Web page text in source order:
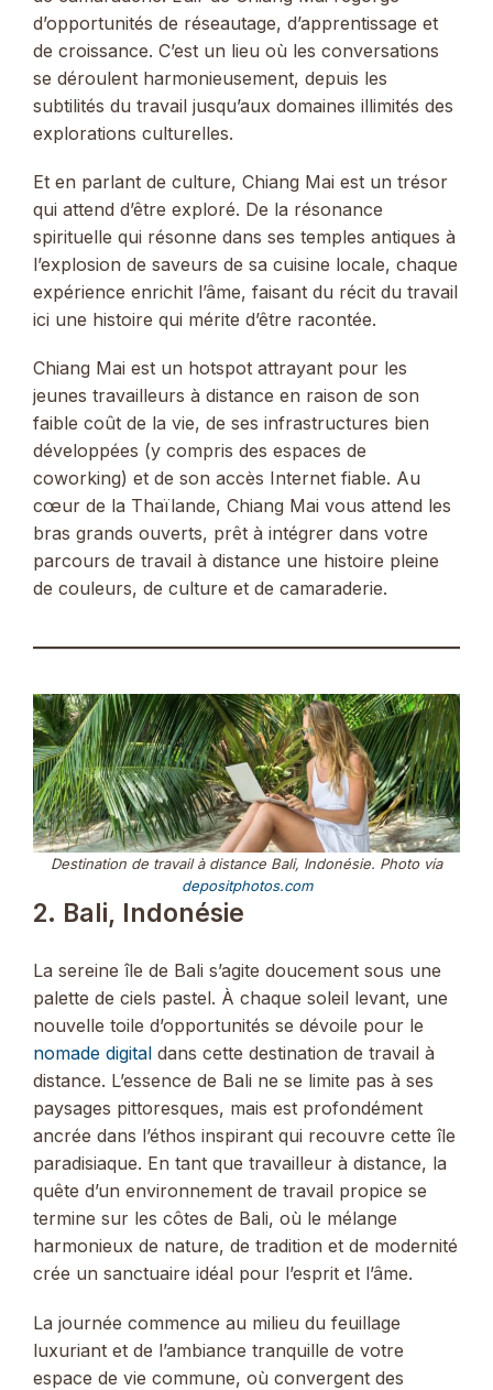
d’opportunités de réseautage, d’apprentissage et
de croissance. C’est un lieu où les conversations
se déroulent harmonieusement, depuis les
subtilités du travail jusqu’aux domaines illimités des
explorations culturelles.
Et en parlant de culture, Chiang Mai est un trésor
qui attend d’être exploré. De la résonance
spirituelle qui résonne dans ses temples antiques à
l’explosion de saveurs de sa cuisine locale, chaque
expérience enrichit l’âme, faisant du récit du travail
ici une histoire qui mérite d’être racontée.
Chiang Mai est un hotspot attrayant pour les
jeunes travailleurs à distance en raison de son
faible coût de la vie, de ses infrastructures bien
développées (y compris des espaces de
coworking) et de son accès Internet fiable. Au
cœur de la Thaïlande, Chiang Mai vous attend les
bras grands ouverts, prêt à intégrer dans votre
parcours de travail à distance une histoire pleine
de couleurs, de culture et de camaraderie.
Destination de travail à distance Bali, Indonésie. Photo via
depositphotos.com
2. Bali, Indonésie
La sereine île de Bali s’agite doucement sous une
palette de ciels pastel. À chaque soleil levant, une
nouvelle toile d’opportunités se dévoile pour le
nomade digital dans cette destination de travail à
distance. L’essence de Bali ne se limite pas à ses
paysages pittoresques, mais est profondément
ancrée dans l’éthos inspirant qui recouvre cette île
paradisiaque. En tant que travailleur à distance, la
quête d’un environnement de travail propice se
termine sur les côtes de Bali, où le mélange
harmonieux de nature, de tradition et de modernité
crée un sanctuaire idéal pour l’esprit et l’âme.
La journée commence au milieu du feuillage
luxuriant et de l’ambiance tranquille de votre
espace de vie commune, où convergent des